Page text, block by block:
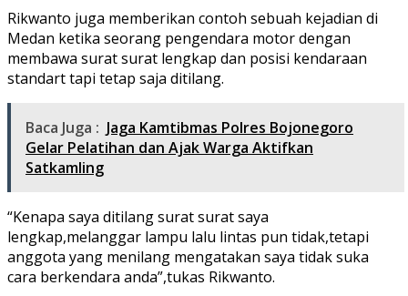
Rikwanto juga memberikan contoh sebuah kejadian di
Medan ketika seorang pengendara motor dengan
membawa surat surat lengkap dan posisi kendaraan
standart tapi tetap saja ditilang.
Baca Juga : Jaga Kamtibmas Polres Bojonegoro
Gelar Pelatihan dan Ajak Warga Aktifkan
Satkamling
“Kenapa saya ditilang surat surat saya
lengkap,melanggar lampu lalu lintas pun tidak,tetapi
anggota yang menilang mengatakan saya tidak suka
cara berkendara anda”,tukas Rikwanto.